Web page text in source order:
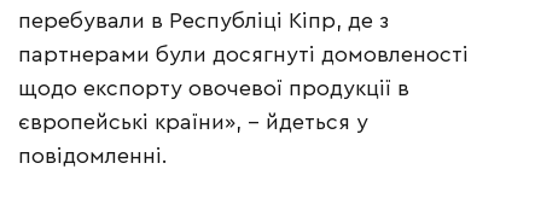
перебували в Республіці Кіпр, де з
партнерами були досягнуті домовленості
щодо експорту овочевої продукції в
європейські країни», – йдеться у
повідомленні.